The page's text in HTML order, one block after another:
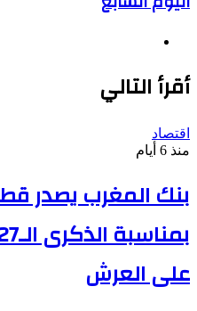
أقرأ التالي
اقتصاد
منذ 6 أيام
بنك المغرب يصدر
على العرش